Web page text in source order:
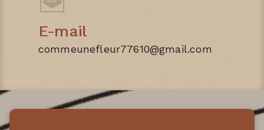
E-mail
commeunefleur77610@gmail.com